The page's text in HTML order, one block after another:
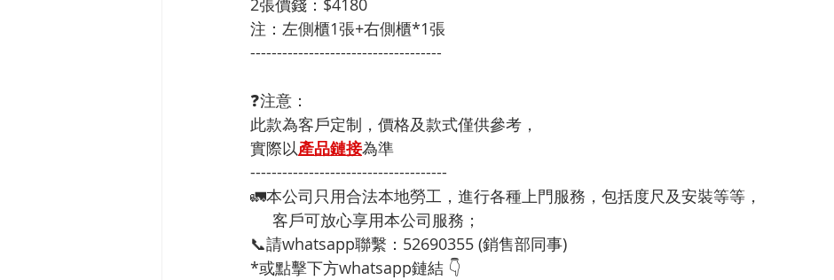
2張價錢：$4180
注：左側櫃1張+右側櫃*1張
------------------------------------
❓注意：
此款為客戶定制，價格及款式僅供參考，
實際以產品鏈接為準
-------------------------------------
🚛本公司只用合法本地勞工，進行各種上門服務，包括度尺及安裝等等，
     客戶可放心享用本公司服務；
📞請whatsapp聯繫：52690355 (銷售部同事)
*或點擊下方whatsapp鏈結 👇